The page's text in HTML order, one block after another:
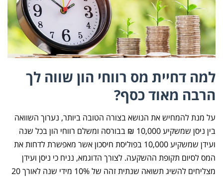
למה דחיית מס רווחי הון שווה לך
הרבה מאוד כסף?
על מנת להמחיש את הנושא בצורה הטובה ביותר, נערוך השוואה
בין ניסן שמשקיע 10,000 ₪ בבורסה ומשלם רווחי הון בכל שנה
ועידן שמשקיע 10,000 בפוליסת חיסכון אשר מאפשרת לדחות את
המס לסיום תקופת ההשקעה. לצורך הדוגמא, נניח כי ניסן ועידן
מצליחים להשיג תשואה שנתית זהה של 10% מידי שנה לאורך 20